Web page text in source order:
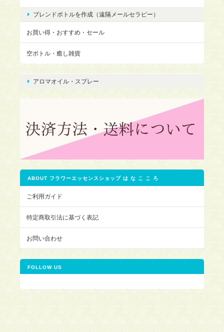
ブレンドボトルを作成（遠隔メールセラピー）
お買い得・おすすめ・セール
空ボトル・癒し雑貨
アロマオイル・スプレー
ABOUT フラワーエッセンスショップ は な こ こ ろ
ご利用ガイド
特定商取引法に基づく表記
お問い合わせ
FOLLOW US